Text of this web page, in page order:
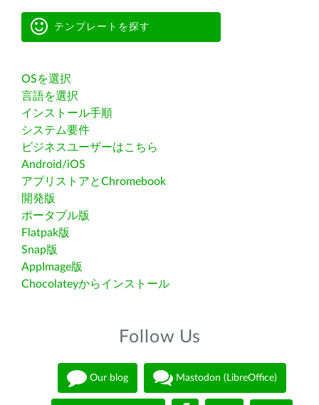
テンプレートを探す
OSを選択
言語を選択
インストール手順
システム要件
ビジネスユーザーはこちら
Android/iOS
アプリストアとChromebook
開発版
ポータブル版
Flatpak版
Snap版
AppImage版
Chocolateyからインストール
Follow Us
Our blog Mastodon (LibreOffice)